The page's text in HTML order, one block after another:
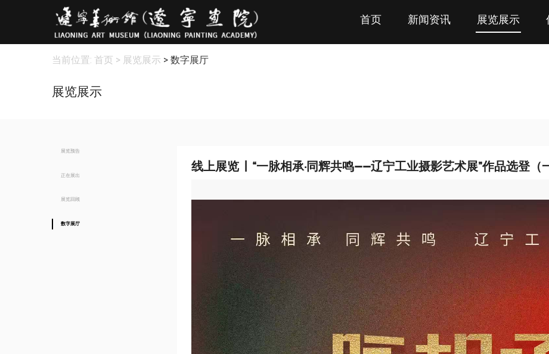
首页 新闻资讯 展览展示
当前位置: 首页 > 展览展示 > 数字展厅
展览展示
展览预告
正在展出
展览回顾
数字展厅
线上展览 | “一脉相承·同辉共鸣——辽宁工业摄影艺术展”作品选登（